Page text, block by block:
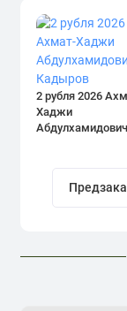
2 рубля 2026
Хаджи
Абдулхамидович